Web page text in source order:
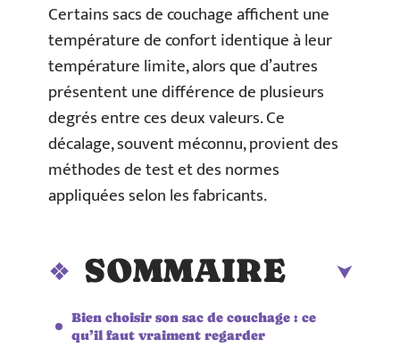
Certains sacs de couchage affichent une
température de confort identique à leur
température limite, alors que d’autres
présentent une différence de plusieurs
degrés entre ces deux valeurs. Ce
décalage, souvent méconnu, provient des
méthodes de test et des normes
appliquées selon les fabricants.
SOMMAIRE
Bien choisir son sac de couchage : ce
qu’il faut vraiment regarder